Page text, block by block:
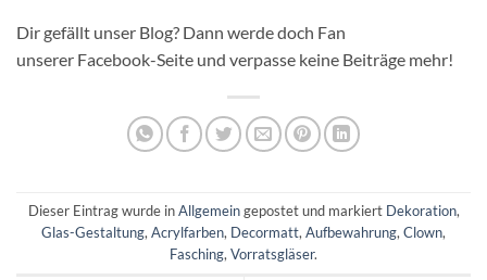
Dir gefällt unser Blog? Dann werde doch Fan
unserer Facebook-Seite und verpasse keine Beiträge mehr!
Dieser Eintrag wurde inAllgemeingepostet und markiert Dekoration,
Glas-Gestaltung, Acrylfarben, Decormatt, Aufbewahrung, Clown,
Fasching, Vorratsgläser.